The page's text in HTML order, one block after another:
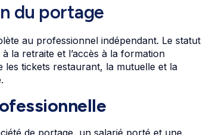
du portage
au professionnel indépendant. Le statut
la retraite et l’accès à la formation
les tickets restaurant, la mutuelle et la
de portage, un salarié porté et une